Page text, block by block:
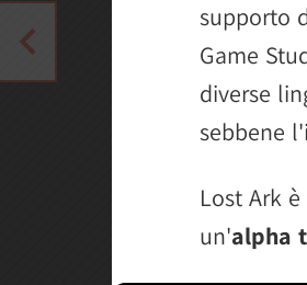
supporto
Game
diverse
sebbene
Lost Ark
un'alpha